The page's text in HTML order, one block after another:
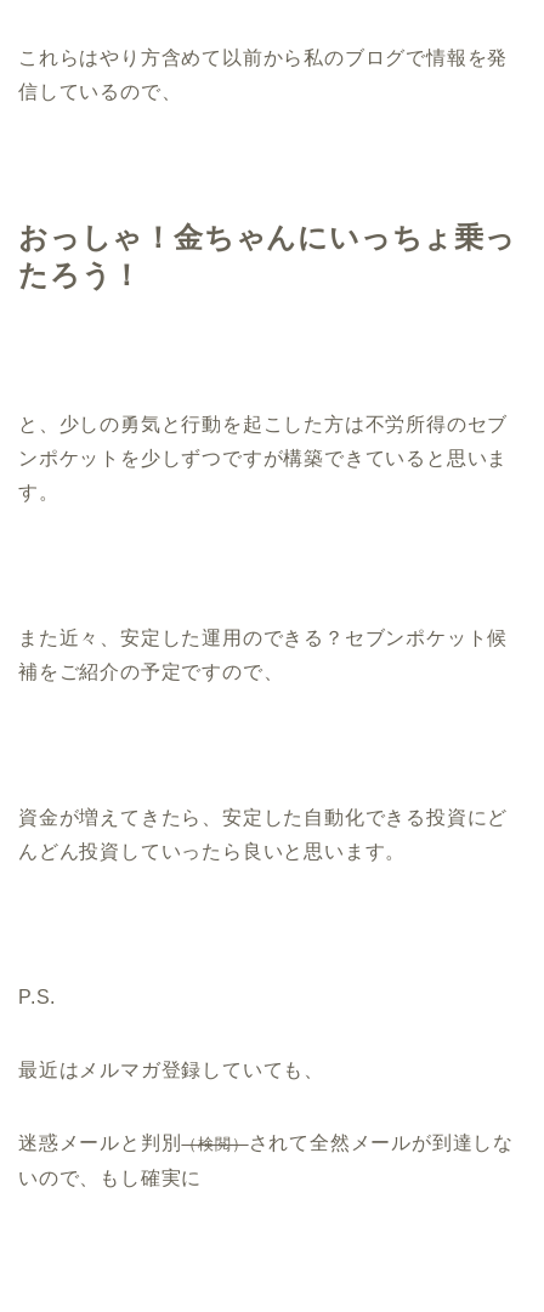
これらはやり方含めて以前から私のブログで情報を発
信しているので、
おっしゃ！金ちゃんにいっちょ乗っ
たろう！
と、少しの勇気と行動を起こした方は不労所得のセブ
ンポケットを少しずつですが構築できていると思いま
す。
また近々、安定した運用のできる？セブンポケット候
補をご紹介の予定ですので、
資金が増えてきたら、安定した自動化できる投資にど
んどん投資していったら良いと思います。
P.S.
最近はメルマガ登録していても、
迷惑メールと判別（検閲）されて全然メールが到達しな
いので、もし確実に